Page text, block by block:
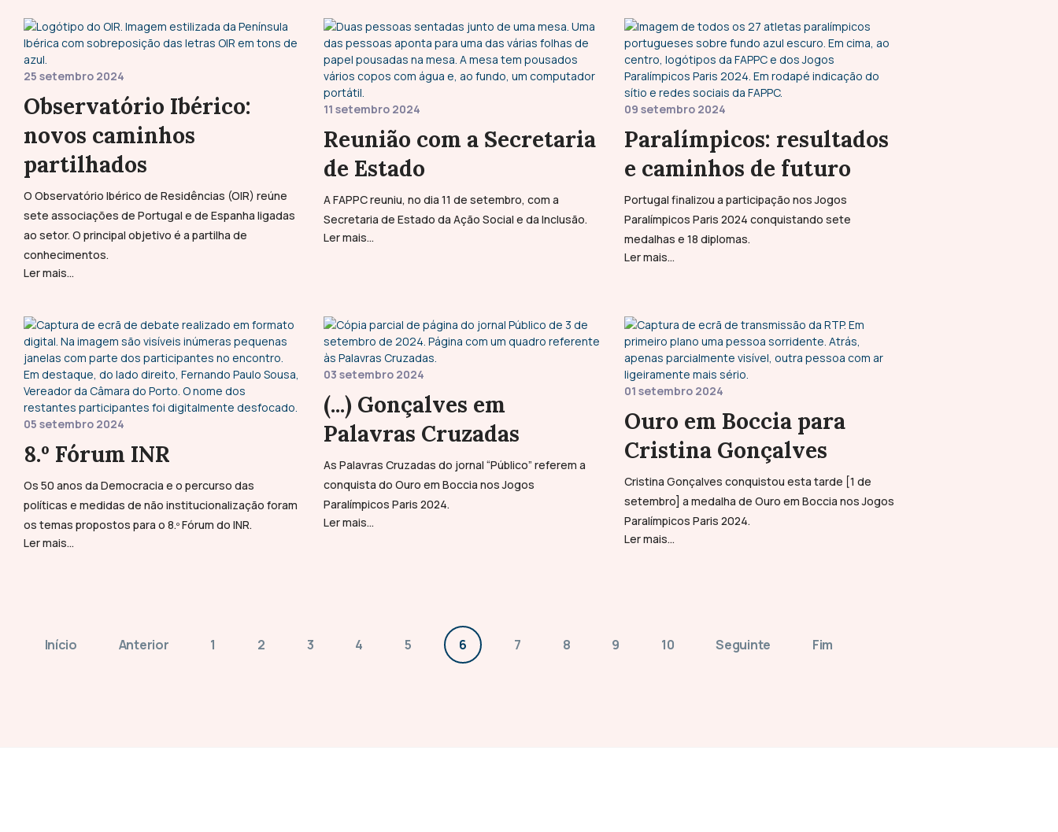
25 setembro 2024
Observatório Ibérico:
novos caminhos
partilhados
O Observatório Ibérico de Residências (OIR) reúne
sete associações de Portugal e de Espanha ligadas
ao setor. O principal objetivo é a partilha de
conhecimentos.
Ler mais...
11 setembro 2024
Reunião com a Secretaria
de Estado
A FAPPC reuniu, no dia 11 de setembro, com a
Secretaria de Estado da Ação Social e da Inclusão.
Ler mais...
09 setembro 2024
Paralímpicos: resultados
e caminhos de futuro
Portugal finalizou a participação nos Jogos
Paralímpicos Paris 2024 conquistando sete
medalhas e 18 diplomas.
Ler mais...
05 setembro 2024
8.º Fórum INR
Os 50 anos da Democracia e o percurso das
políticas e medidas de não institucionalização foram
os temas propostos para o 8.º Fórum do INR.
Ler mais...
03 setembro 2024
(...) Gonçalves em
Palavras Cruzadas
As Palavras Cruzadas do jornal “Público” referem a
conquista do Ouro em Boccia nos Jogos
Paralímpicos Paris 2024.
Ler mais...
01 setembro 2024
Ouro em Boccia para
Cristina Gonçalves
Cristina Gonçalves conquistou esta tarde [1 de
setembro] a medalha de Ouro em Boccia nos Jogos
Paralímpicos Paris 2024.
Ler mais...
Início Anterior 1 2 3 4 5 6 7 8 9 10 Seguinte Fim